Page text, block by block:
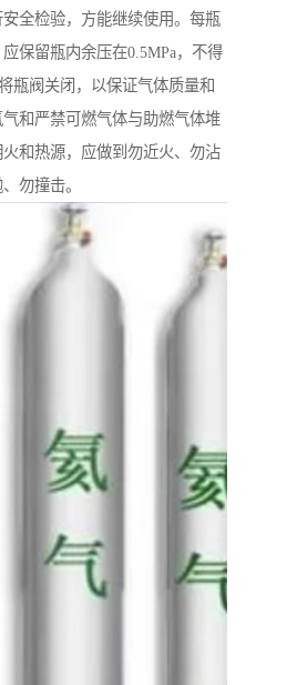
全检验，方能继续使用。每瓶
保留瓶内余压在0.5MPa，不得
瓶阀关闭，以保证气体质量和
和严禁可燃气体与助燃气体堆
和热源，应做到勿近火、勿沾
勿撞击。